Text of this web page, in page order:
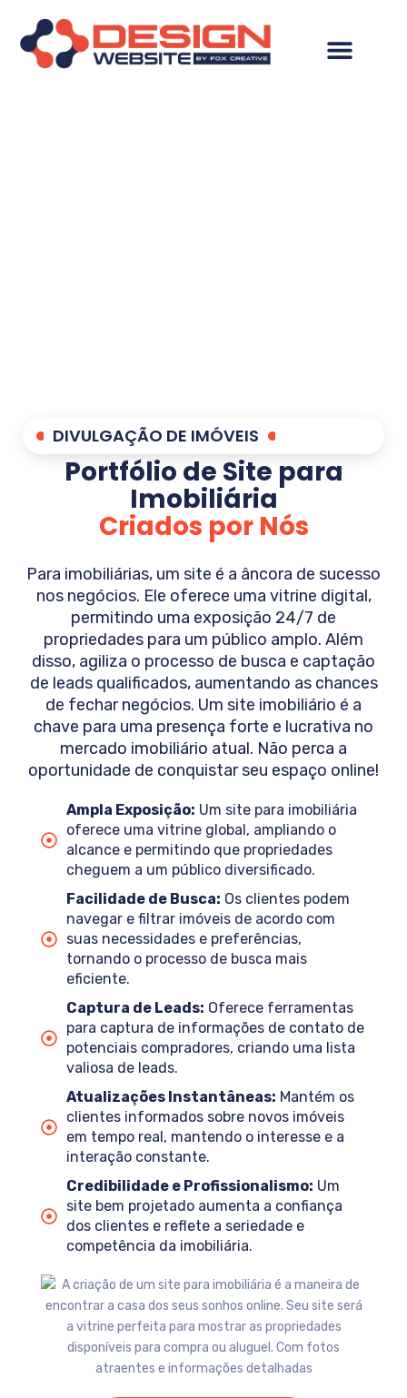
DIVULGAÇÃO DE IMÓVEIS
Portfólio de Site para
Imobiliária
Criados por Nós
Para imobiliárias, um site é a âncora de sucesso
nos negócios. Ele oferece uma vitrine digital,
permitindo uma exposição 24/7 de
propriedades para um público amplo. Além
disso, agiliza o processo de busca e captação
de leads qualificados, aumentando as chances
de fechar negócios. Um site imobiliário é a
chave para uma presença forte e lucrativa no
mercado imobiliário atual. Não perca a
oportunidade de conquistar seu espaço online!
Ampla Exposição: Um site para imobiliária
oferece uma vitrine global, ampliando o
alcance e permitindo que propriedades
cheguem a um público diversificado.
Facilidade de Busca: Os clientes podem
navegar e filtrar imóveis de acordo com
suas necessidades e preferências,
tornando o processo de busca mais
eficiente.
Captura de Leads: Oferece ferramentas
para captura de informações de contato de
potenciais compradores, criando uma lista
valiosa de leads.
Atualizações Instantâneas: Mantém os
clientes informados sobre novos imóveis
em tempo real, mantendo o interesse e a
interação constante.
Credibilidade e Profissionalismo: Um
site bem projetado aumenta a confiança
dos clientes e reflete a seriedade e
competência da imobiliária.